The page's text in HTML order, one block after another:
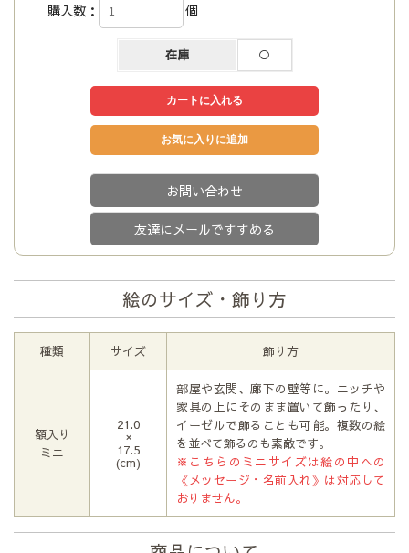
購入数： 個
在庫 ○
お問い合わせ
友達にメールですすめる
絵のサイズ・飾り方
種類 サイズ 飾り方
額入り
ミニ
21.0
×
17.5
(cm)
部屋や玄関、廊下の壁等に。ニッチや
家具の上にそのまま置いて飾ったり、
イーゼルで飾ることも可能。複数の絵
を並べて飾るのも素敵です。
※こちらのミニサイズは絵の中への
《メッセージ・名前入れ》は対応して
おりません。